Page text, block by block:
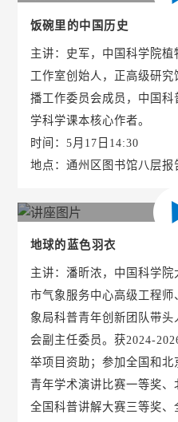
饭碗里的中国历史
主讲：史军，中国科学院
工作室创始人，正高级研
播工作委员会成员，中国
学科学课本核心作者。
时间：5月17日14:30
地点：通州区图书馆八层报
地球的蓝色羽衣
主讲：潘昕浓，中国科学
市气象服务中心高级工程
象局科普青年创新团队带
会副主任委员。获2024-
举项目资助；参加全国和
青年学术演讲比赛一等奖、
全国科普讲解大赛三等奖